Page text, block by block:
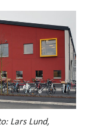
Lars Lund,